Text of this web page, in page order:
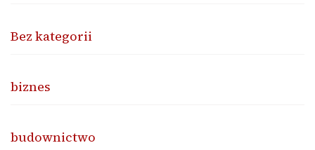
Bez kategorii
biznes
budownictwo